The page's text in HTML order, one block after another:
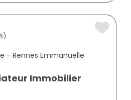
- Rennes Emmanuelle
Immobilier